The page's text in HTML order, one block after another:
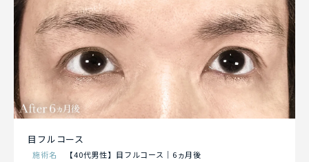
目フルコース
施術名
【40代男性】目フルコース｜6ヵ月後